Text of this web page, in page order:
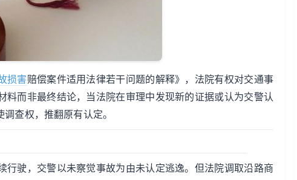
损害赔偿案件适用法律若干问题的解释》，法院有权对交通事
而非最终结论，当法院在审理中发现新的证据或认为交警认
查权，推翻原有认定。
驶，交警以未察觉事故为由未认定逃逸。但法院调取沿路商